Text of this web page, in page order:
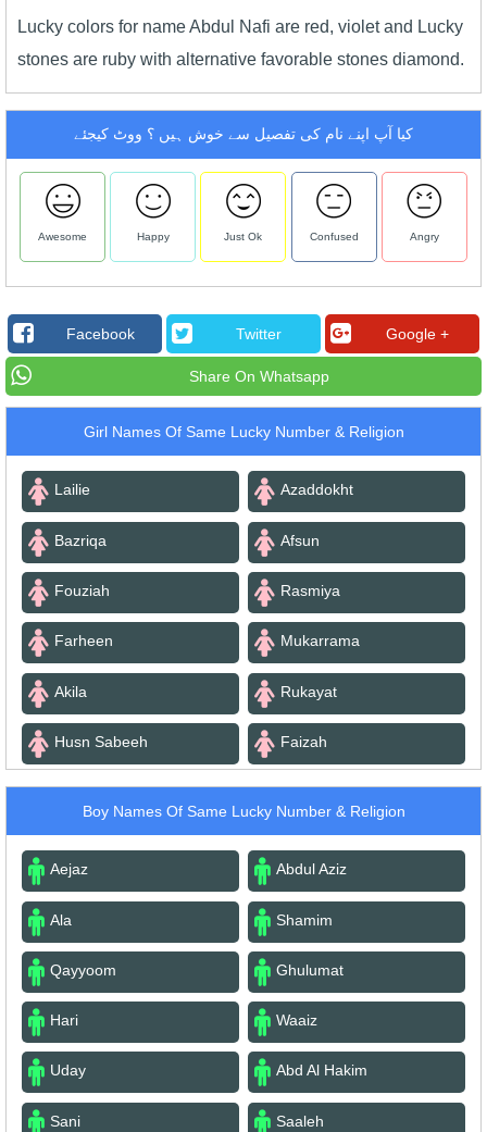
Lucky colors for name Abdul Nafi are red, violet and Lucky
stones are ruby with alternative favorable stones diamond.
کیا آپ اپنے نام کی تفصیل سے خوش ہیں ؟ ووٹ کیجئے
Awesome Happy Just Ok Confused Angry
Facebook Twitter Google +
Share On Whatsapp
Girl Names Of Same Lucky Number & Religion
Lailie Azaddokht
Bazriqa Afsun
Fouziah Rasmiya
Farheen Mukarrama
Akila Rukayat
Husn Sabeeh Faizah
Boy Names Of Same Lucky Number & Religion
Aejaz Abdul Aziz
Ala Shamim
Qayyoom Ghulumat
Hari Waaiz
Uday Abd Al Hakim
Sani Saaleh